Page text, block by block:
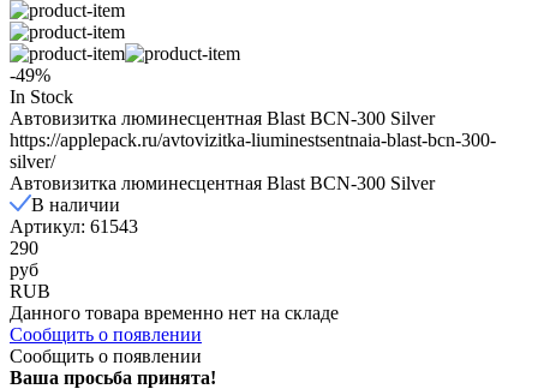
-49%
In Stock
Автовизитка люминесцентная Blast BCN-300 Silver
https://applepack.ru/avtovizitka-liuminestsentnaia-blast-bcn-300-
silver/
Автовизитка люминесцентная Blast BCN-300 Silver
В наличии
Артикул: 61543
290
руб
RUB
Данного товара временно нет на складе
Сообщить о появлении
Сообщить о появлении
Ваша просьба принята!